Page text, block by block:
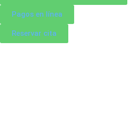
Pagos en línea
Reservar cita